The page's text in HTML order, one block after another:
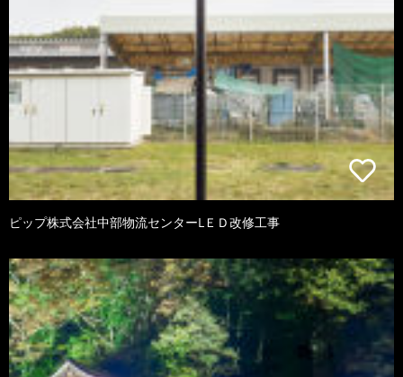
ピップ株式会社中部物流センターLＥＤ改修工事